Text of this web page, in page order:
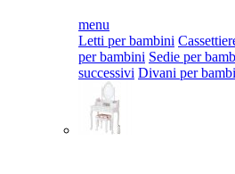
menu
Letti per bambini
per bambini Sedie per
successivi Divani per